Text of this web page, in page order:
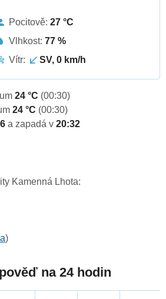
Pocitově: 27 °C
Vlhkost: 77 %
Vítr:
SV, 0 km/h
24 °C (00:30)
24 °C (00:30)
a zapadá v 20:32
Kamenná Lhota:
)
na 24 hodin